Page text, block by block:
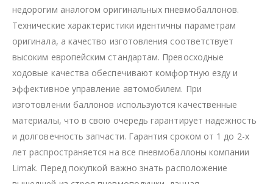
недорогим аналогом оригинальных пневмобаллонов.
Технические характеристики идентичны параметрам
оригинала, а качество изготовления соответствует
высоким европейским стандартам. Превосходные
ходовые качества обеспечивают комфортную езду и
эффективное управление автомобилем. При
изготовлении баллонов используются качественные
материалы, что в свою очередь гарантирует надежность
и долговечность запчасти. Гарантия сроком от 1 до 2-х
лет распространяется на все пневмобаллоны компании
Limak. Перед покупкой важно знать расположение